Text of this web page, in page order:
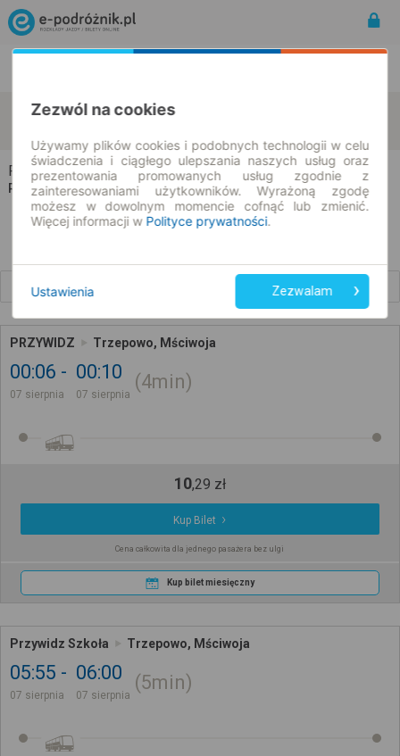
Przywidz
Trzepowo
Przywidz → Trzepowo
Rozkład jazdy i bilety
PRZYWIDZ Trzepowo, Mściwoja
00:06
07 sierpnia
00:10
07 sierpnia
4min
10,29 zł
Kup Bilet
Cena całkowita dla jednego pasażera bez ulgi
Kup bilet miesięczny
Przywidz Szkoła Trzepowo, Mściwoja
05:55
07 sierpnia
06:00
07 sierpnia
5min
Zezwól na cookies
Używamy plików cookies i podobnych technologii w celu
świadczenia i ciągłego ulepszania naszych usług oraz
prezentowania promowanych usług zgodnie z
zainteresowaniami użytkowników. Wyrażoną zgodę
możesz w dowolnym momencie cofnąć lub zmienić.
Więcej informacji w Polityce prywatności.
Ustawienia Zezwalam